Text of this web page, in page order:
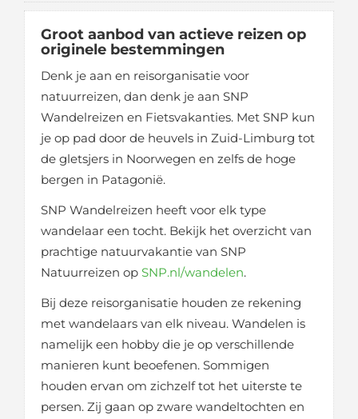
Groot aanbod van actieve reizen op
originele bestemmingen
Denk je aan en reisorganisatie voor
natuurreizen, dan denk je aan SNP
Wandelreizen en Fietsvakanties. Met SNP kun
je op pad door de heuvels in Zuid-Limburg tot
de gletsjers in Noorwegen en zelfs de hoge
bergen in Patagonië.
SNP Wandelreizen heeft voor elk type
wandelaar een tocht. Bekijk het overzicht van
prachtige natuurvakantie van SNP
Natuurreizen op SNP.nl/wandelen.
Bij deze reisorganisatie houden ze rekening
met wandelaars van elk niveau. Wandelen is
namelijk een hobby die je op verschillende
manieren kunt beoefenen. Sommigen
houden ervan om zichzelf tot het uiterste te
persen. Zij gaan op zware wandeltochten en